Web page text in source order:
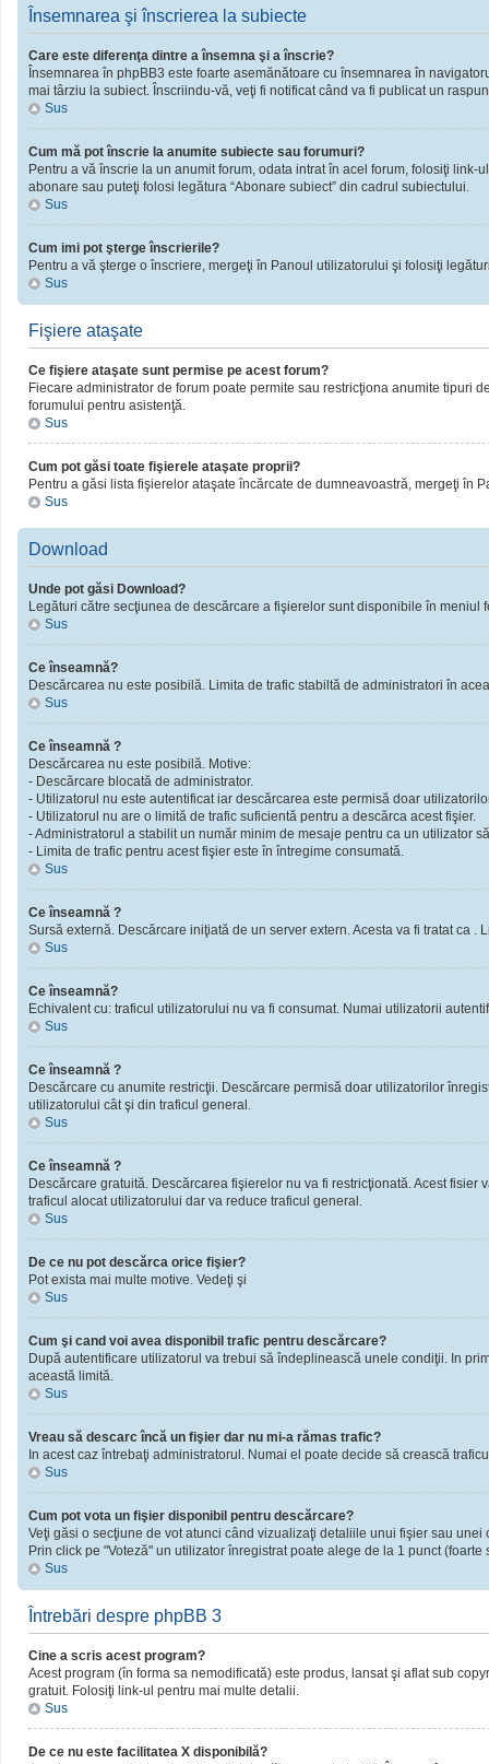
Însemnarea şi înscrierea la subiecte
Care este diferenţa dintre a însemna şi a înscrie?
Însemnarea în phpBB3 este foarte asemănătoare cu însemnarea în
mai târziu la subiect. Înscriindu-vă, veţi fi notificat când va fi publicat un
Sus
Cum mă pot înscrie la anumite subiecte sau forumuri?
Pentru a vă înscrie la un anumit forum, odata intrat în acel forum, folosiţi
abonare sau puteţi folosi legătura “Abonare subiect” din cadrul subiectului.
Sus
Cum imi pot şterge înscrierile?
Pentru a vă şterge o înscriere, mergeţi în Panoul utilizatorului şi folosiţi
Sus
Fişiere ataşate
Ce fişiere ataşate sunt permise pe acest forum?
Fiecare administrator de forum poate permite sau restricţiona anumite tipuri
forumului pentru asistenţă.
Sus
Cum pot găsi toate fişierele ataşate proprii?
Pentru a găsi lista fişierelor ataşate încărcate de dumneavoastră, mergeţi în
Sus
Download
Unde pot găsi Download?
Legături către secţiunea de descărcare a fişierelor sunt disponibile în meniul
Sus
Ce înseamnă?
Descărcarea nu este posibilă. Limita de trafic stabiltă de administratori în
Sus
Ce înseamnă ?
Descărcarea nu este posibilă. Motive:
- Descărcare blocată de administrator.
- Utilizatorul nu este autentificat iar descărcarea este permisă doar
- Utilizatorul nu are o limită de trafic suficientă pentru a descărca acest fişier.
- Administratorul a stabilit un număr minim de mesaje pentru ca un utilizator
- Limita de trafic pentru acest fişier este în întregime consumată.
Sus
Ce înseamnă ?
Sursă externă. Descărcare iniţiată de un server extern. Acesta va fi tratat ca
Sus
Ce înseamnă?
Echivalent cu: traficul utilizatorului nu va fi consumat. Numai utilizatorii
Sus
Ce înseamnă ?
Descărcare cu anumite restricţii. Descărcare permisă doar utilizatorilor
utilizatorului cât şi din traficul general.
Sus
Ce înseamnă ?
Descărcare gratuită. Descărcarea fişierelor nu va fi restricţionată. Acest
traficul alocat utilizatorului dar va reduce traficul general.
Sus
De ce nu pot descărca orice fişier?
Pot exista mai multe motive. Vedeţi şi
Sus
Cum şi cand voi avea disponibil trafic pentru descărcare?
După autentificare utilizatorul va trebui să îndeplinească unele condiţii. In
această limită.
Sus
Vreau să descarc încă un fişier dar nu mi-a rămas trafic?
In acest caz întrebaţi administratorul. Numai el poate decide să crească
Sus
Cum pot vota un fişier disponibil pentru descărcare?
Veţi găsi o secţiune de vot atunci când vizualizaţi detaliile unui fişier sau unei
Prin click pe "Voteză" un utilizator înregistrat poate alege de la 1 punct
Sus
Întrebări despre phpBB 3
Cine a scris acest program?
Acest program (în forma sa nemodificată) este produs, lansat şi aflat sub
gratuit. Folosiţi link-ul pentru mai multe detalii.
Sus
De ce nu este facilitatea X disponibilă?